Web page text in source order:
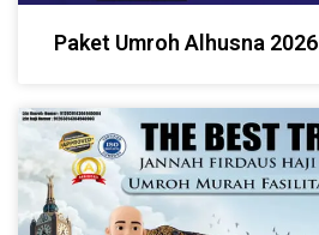
Paket Umroh Alhusna 2026